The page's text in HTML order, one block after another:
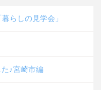
らしの見学会」
♪宮崎市編